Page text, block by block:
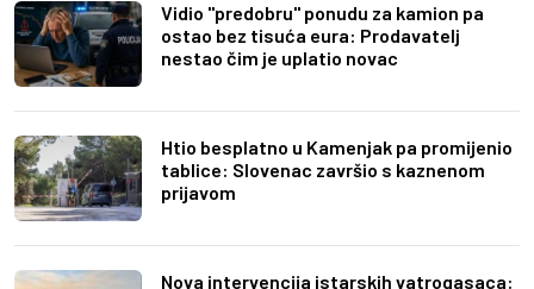
Vidio "predobru" ponudu za kamion pa
ostao bez tisuća eura: Prodavatelj
nestao čim je uplatio novac
Htio besplatno u Kamenjak pa promijenio
tablice: Slovenac završio s kaznenom
prijavom
Nova intervencija istarskih vatrogasaca: